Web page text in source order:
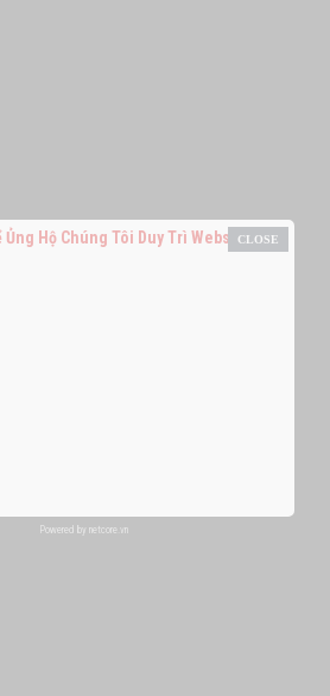
Ủng Hộ Chúng Tôi Duy Trì Website
Powered by netcore.vn